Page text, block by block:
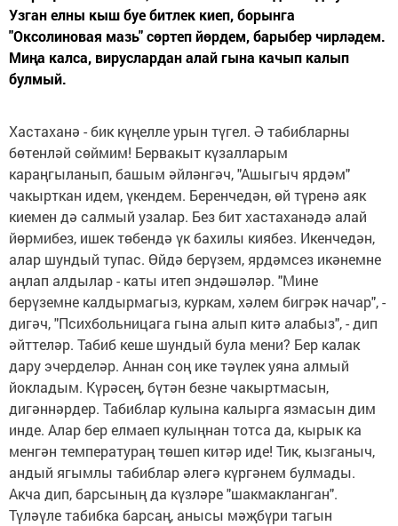
Узган елны кыш буе битлек киеп, борынга
"Оксолиновая мазь" сөртеп йөрдем, барыбер чирләдем.
Миңа калса, вируслардан алай гына качып калып
булмый.
Хастаханә - бик күңелле урын түгел. Ә табибларны
бөтенләй сөймим! Бервакыт күзалларым
караңгыланып, башым әйләнгәч, "Ашыгыч ярдәм"
чакырткан идем, үкендем. Беренчедән, өй түренә аяк
киемен дә салмый узалар. Без бит хастаханәдә алай
йөрмибез, ишек төбендә үк бахилы киябез. Икенчедән,
алар шундый тупас. Өйдә берүзем, ярдәмсез икәнемне
аңлап алдылар - каты итеп эндәшәләр. "Мине
берүземне калдырмагыз, куркам, хәлем бигрәк начар", -
дигәч, "Психбольницага гына алып китә алабыз", - дип
әйттеләр. Табиб кеше шундый була мени? Бер калак
дару эчерделәр. Аннан соң ике тәүлек уяна алмый
йокладым. Күрәсең, бүтән безне чакыртмасын,
дигәннәрдер. Табиблар кулына калырга язмасын дим
инде. Алар бер елмаеп кулыңнан тотса да, кырык ка
менгән температураң төшеп китәр иде! Тик, кызганыч,
андый ягымлы табиблар әлегә күргәнем булмады.
Акча дип, барсының да күзләре "шакмакланган".
Түләүле табибка барсаң, анысы мәҗбүри тагын